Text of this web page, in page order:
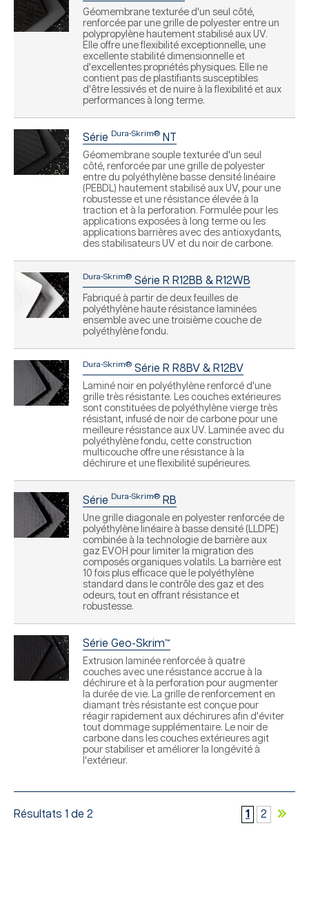
Géomembrane texturée d'un seul côté,
renforcée par une grille de polyester entre un
polypropylène hautement stabilisé aux UV.
Elle offre une flexibilité exceptionnelle, une
excellente stabilité dimensionnelle et
d'excellentes propriétés physiques. Elle ne
contient pas de plastifiants susceptibles
d'être lessivés et de nuire à la flexibilité et aux
performances à long terme.
Série Dura-Skrim® NT
Géomembrane souple texturée d'un seul
côté, renforcée par une grille de polyester
entre du polyéthylène basse densité linéaire
(PEBDL) hautement stabilisé aux UV, pour une
robustesse et une résistance élevée à la
traction et à la perforation. Formulée pour les
applications exposées à long terme ou les
applications barrières avec des antioxydants,
des stabilisateurs UV et du noir de carbone.
Dura-Skrim® Série R R12BB & R12WB
Fabriqué à partir de deux feuilles de
polyéthylène haute résistance laminées
ensemble avec une troisième couche de
polyéthylène fondu.
Dura-Skrim® Série R R8BV & R12BV
Laminé noir en polyéthylène renforcé d'une
grille très résistante. Les couches extérieures
sont constituées de polyéthylène vierge très
résistant, infusé de noir de carbone pour une
meilleure résistance aux UV. Laminée avec du
polyéthylène fondu, cette construction
multicouche offre une résistance à la
déchirure et une flexibilité supérieures.
Série Dura-Skrim® RB
Une grille diagonale en polyester renforcée de
polyéthylène linéaire à basse densité (LLDPE)
combinée à la technologie de barrière aux
gaz EVOH pour limiter la migration des
composés organiques volatils. La barrière est
10 fois plus efficace que le polyéthylène
standard dans le contrôle des gaz et des
odeurs, tout en offrant résistance et
robustesse.
Série Geo-Skrim™
Extrusion laminée renforcée à quatre
couches avec une résistance accrue à la
déchirure et à la perforation pour augmenter
la durée de vie. La grille de renforcement en
diamant très résistante est conçue pour
réagir rapidement aux déchirures afin d'éviter
tout dommage supplémentaire. Le noir de
carbone dans les couches extérieures agit
pour stabiliser et améliorer la longévité à
l'extérieur.
Résultats 1 de 2 1 2